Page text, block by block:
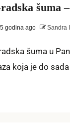
šuma
5 godina ago Sandra
šuma u
koja je do